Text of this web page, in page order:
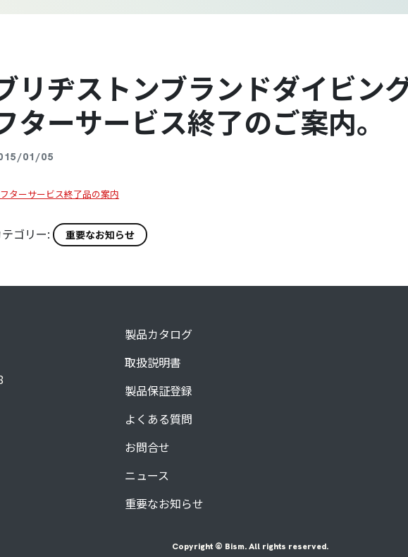
リヂストンブランドダイビン
ターサービス終了のご案内。
01/05
ターサービス終了品の案内
テゴリー: 重要なお知らせ
製品カタログ
取扱説明書
製品保証登録
よくある質問
お問合せ
ニュース
重要なお知らせ
Copyright © Bism. All rights reserved.